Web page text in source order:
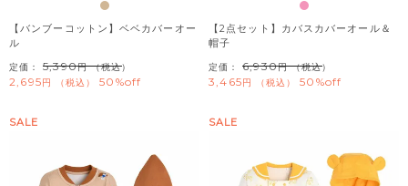
【バンブーコットン】ベベカバーオー
ル
定価： 5,390 （税込）
2,695 税込 50%off
【2点セット】カバスカバーオール＆
帽子
定価： 6,930 （税込）
3,465 税込 50%off
SALE SALE